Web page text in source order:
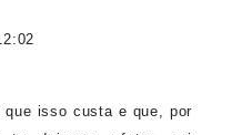
isso custa e que, por